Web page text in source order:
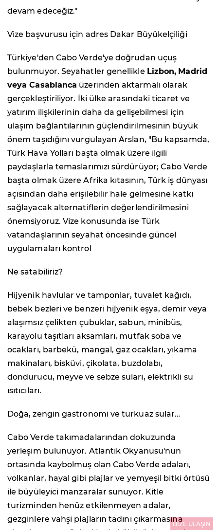
devam edeceğiz."
Vize başvurusu için adres Dakar Büyükelçiliği
Türkiye'den Cabo Verde'ye doğrudan uçuş
bulunmuyor. Seyahatler genellikle Lizbon, Madrid
veya Casablanca üzerinden aktarmalı olarak
gerçekleştiriliyor. İki ülke arasındaki ticaret ve
yatırım ilişkilerinin daha da gelişebilmesi için
ulaşım bağlantılarının güçlendirilmesinin büyük
önem taşıdığını vurgulayan Arslan, "Bu kapsamda,
Türk Hava Yolları başta olmak üzere ilgili
paydaşlarla temaslarımızı sürdürüyor; Cabo Verde
başta olmak üzere Afrika kıtasının, Türk iş dünyası
açısından daha erişilebilir hale gelmesine katkı
sağlayacak alternatiflerin değerlendirilmesini
önemsiyoruz. Vize konusunda ise Türk
vatandaşlarının seyahat öncesinde güncel
uygulamaları kontrol
Ne satabiliriz?
Hijyenik havlular ve tamponlar, tuvalet kağıdı,
bebek bezleri ve benzeri hijyenik eşya, demir veya
alaşımsız çelikten çubuklar, sabun, minibüs,
karayolu taşıtları aksamları, mutfak soba ve
ocakları, barbekü, mangal, gaz ocakları, yıkama
makinaları, bisküvi, çikolata, buzdolabı,
dondurucu, meyve ve sebze suları, elektrikli su
ısıtıcıları.
Doğa, zengin gastronomi ve turkuaz sular…
Cabo Verde takımadalarından dokuzunda
yerleşim bulunuyor. Atlantik Okyanusu'nun
ortasında kaybolmuş olan Cabo Verde adaları,
volkanlar, hayal gibi plajlar ve yemyeşil bitki örtüsü
ile büyüleyici manzaralar sunuyor. Kitle
turizminden henüz etkilenmeyen adalar,
gezginlere vahşi plajların tadını çıkarmasına
BİZE ULAŞIN